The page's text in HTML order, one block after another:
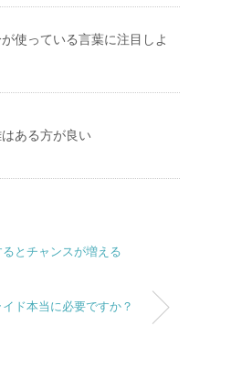
が使っている言葉に注目しよ
はある方が良い
とチャンスが増える
ド本当に必要ですか？